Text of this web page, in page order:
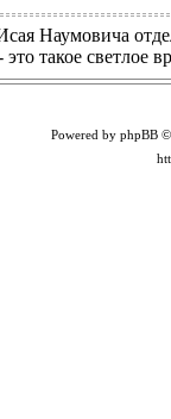
Наумовича
такое светлое
Powered by phpBB